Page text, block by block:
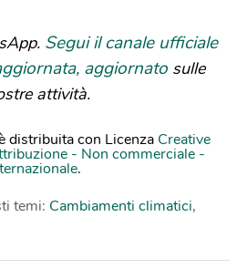
Segui il canale ufficiale
aggiornato sulle
attività.
distribuita con Licenza Creative
- Non commerciale -
.
temi: Cambiamenti climatici,